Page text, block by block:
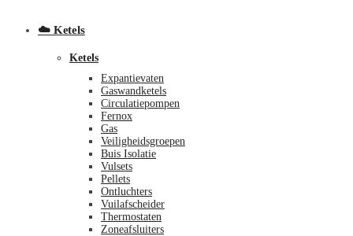
☁️ Ketels
Ketels
Expantievaten
Gaswandketels
Circulatiepompen
Fernox
Gas
Veiligheidsgroepen
Buis Isolatie
Vulsets
Pellets
Ontluchters
Vuilafscheider
Thermostaten
Zoneafsluiters